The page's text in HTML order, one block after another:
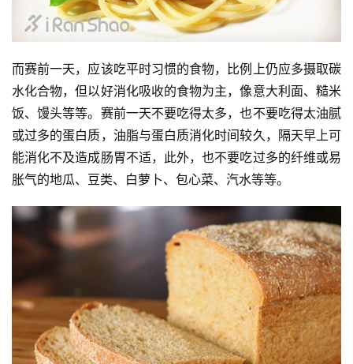
而赛前一天，应该吃平时习惯的食物，比例上仍应多摄取碳
水化合物，但以好消化吸收的食物为主，像意大利面、糙米
饭、馒头等等。赛前一天不要吃得太多，也不要吃得太油腻
或过多的蛋白质，油脂与蛋白质消化时间较久，隔天早上可
能消化不及造成肠胃不适，此外，也不要吃过多的纤维或易
胀气的地瓜、豆类、白萝卜、包心菜、汽水等等。